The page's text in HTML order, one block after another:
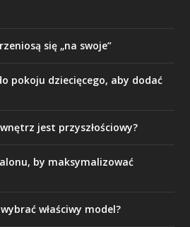
się „na swoje”
pokoju dziecięcego, aby dodać
jest przyszłościowy?
by maksymalizować
właściwy model?